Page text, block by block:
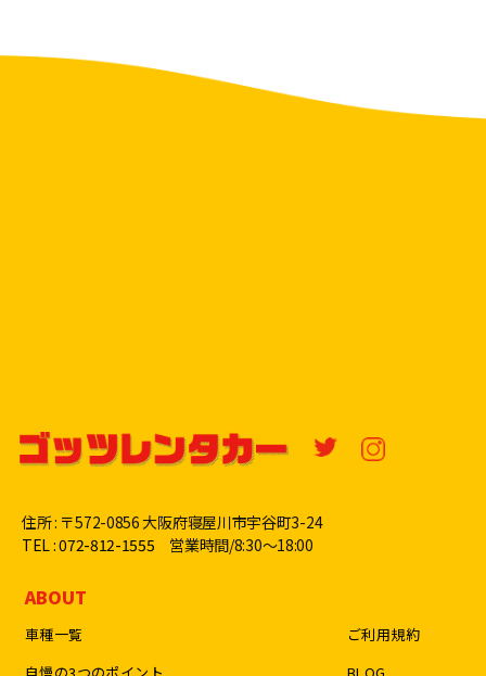
住所 : 〒572-0856 大阪府寝屋川市宇谷町3-24
TEL : 072-812-1555 営業時間/8:30〜18:00
ABOUT
車種一覧
ご利用規約